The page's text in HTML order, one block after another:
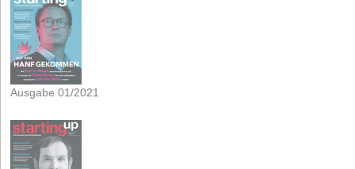
Ausgabe 01/2021